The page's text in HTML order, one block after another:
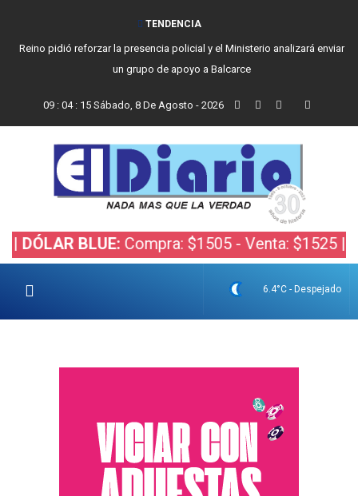
TENDENCIA
Reino pidió reforzar la presencia policial y el Ministerio analizará enviar
un grupo de apoyo a Balcarce
09 : 04: 16 Sábado, 8 De Agosto - 2026
BLUE:Compra: $1505 - Venta: $1525 |DÓLAR
6.4°C - Despejado